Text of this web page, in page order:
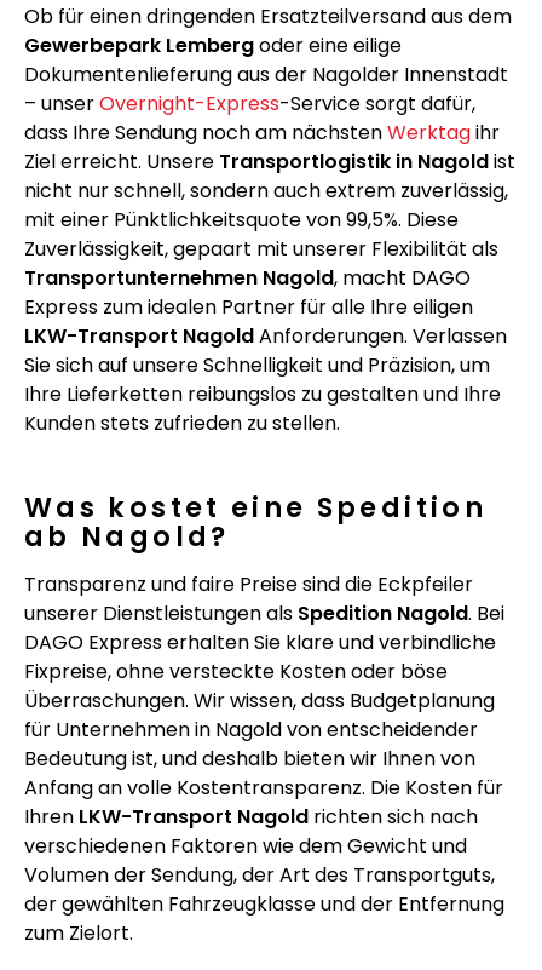
Ob für einen dringenden Ersatzteilversand aus dem
Gewerbepark Lembergoder eine eilige
Dokumentenlieferung aus der Nagolder Innenstadt
– unserOvernight-Express-Service sorgt dafür,
dass Ihre Sendung noch am nächstenWerktagihr
Ziel erreicht. Unsere Transportlogistik in Nagoldist
nicht nur schnell, sondern auch extrem zuverlässig,
mit einer Pünktlichkeitsquote von 99,5%. Diese
Zuverlässigkeit, gepaart mit unserer Flexibilität als
Transportunternehmen Nagold, macht DAGO
Express zum idealen Partner für alle Ihre eiligen
LKW-Transport NagoldAnforderungen. Verlassen
Sie sich auf unsere Schnelligkeit und Präzision, um
Ihre Lieferketten reibungslos zu gestalten und Ihre
Kunden stets zufrieden zu stellen.
Was kostet eine Spedition
ab Nagold?
Transparenz und faire Preise sind die Eckpfeiler
unserer Dienstleistungen als Spedition Nagold. Bei
DAGO Express erhalten Sie klare und verbindliche
Fixpreise, ohne versteckte Kosten oder böse
Überraschungen. Wir wissen, dass Budgetplanung
für Unternehmen in Nagold von entscheidender
Bedeutung ist, und deshalb bieten wir Ihnen von
Anfang an volle Kostentransparenz. Die Kosten für
Ihren LKW-Transport Nagold richten sich nach
verschiedenen Faktoren wie dem Gewicht und
Volumen der Sendung, der Art des Transportguts,
der gewählten Fahrzeugklasse und der Entfernung
zum Zielort.